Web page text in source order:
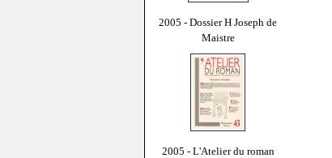
2005 - Dossier H Joseph de
Maistre
2005 - L'Atelier du roman